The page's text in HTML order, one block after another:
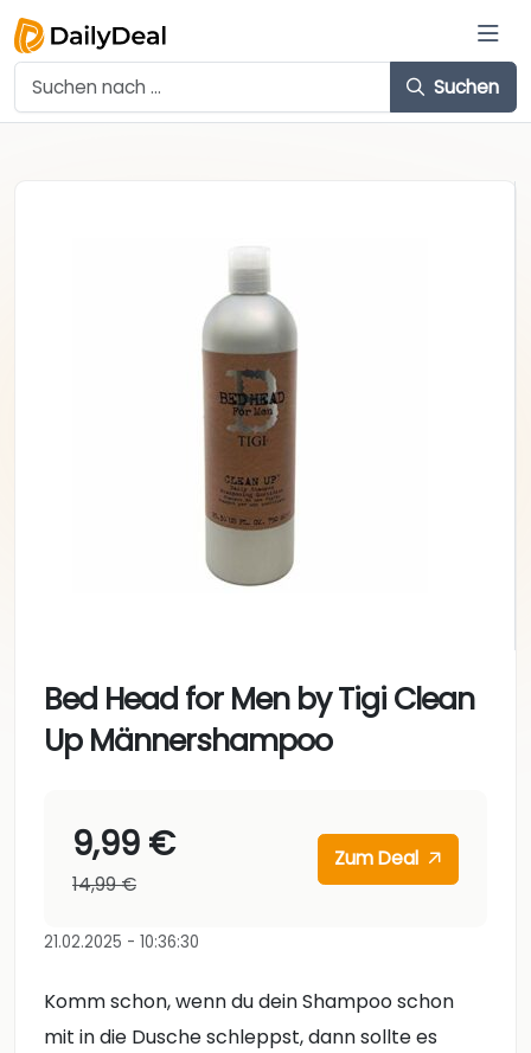
Suchen
Bed Head for Men by Tigi Clean
Up Männershampoo
9,99 €
14,99 €
Zum Deal
21.02.2025 - 10:36:30
Komm schon, wenn du dein Shampoo schon
mit in die Dusche schleppst, dann sollte es